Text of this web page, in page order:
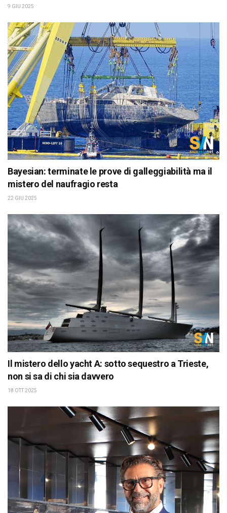
9 GIU 2025
Bayesian: terminate le prove di galleggiabilità ma il
mistero del naufragio resta
22 GIU 2025
Il mistero dello yacht A: sotto sequestro a Trieste,
non si sa di chi sia davvero
18 OTT 2025